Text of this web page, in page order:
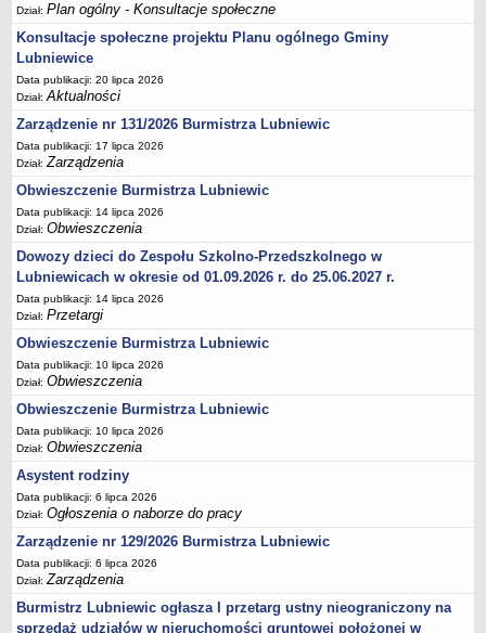
Środowiskowy Dom Samopomocy
MAJĄTEK I FINANSE
Budżet Gminy
Majątek Gminy
Sprawozdania z wykonania budżetu - kwartalne
Sprawozdania z wykonania budżetu - półroczne, roczne
Umorzenia, odroczenia, raty
Pomoc publiczna
Budżet obywatelski
Majątek jednostek podległych
Koszt wychowania przedszkolnego
Stawki czynszów najmu lokali mieszkalnych
PRZETARGI
Zamówienia publiczne
Sprzedaż mienia
Sprzedaż nieruchomości
Zapytania ofertowe
Plan zamówień publicznych
PRAWO LOKALNE
Statut
Uchwały Rady Miejskiej
Zarządzenia Burmistrza
Dział:Plan ogólny - Konsultacje społeczne
Konsultacje społeczne projektu Planu ogólnego Gminy
Lubniewice
Data publikacji: 20 lipca 2026
Dział:Aktualności
Zarządzenie nr 131/2026 Burmistrza Lubniewic
Data publikacji: 17 lipca 2026
Dział:Zarządzenia
Obwieszczenie Burmistrza Lubniewic
Data publikacji: 14 lipca 2026
Dział:Obwieszczenia
Dowozy dzieci do Zespołu Szkolno-Przedszkolnego w
Lubniewicach w okresie od 01.09.2026 r. do 25.06.2027 r.
Data publikacji: 14 lipca 2026
Dział:Przetargi
Obwieszczenie Burmistrza Lubniewic
Data publikacji: 10 lipca 2026
Dział:Obwieszczenia
Obwieszczenie Burmistrza Lubniewic
Data publikacji: 10 lipca 2026
Dział:Obwieszczenia
Asystent rodziny
Data publikacji: 6 lipca 2026
Dział:Ogłoszenia o naborze do pracy
Zarządzenie nr 129/2026 Burmistrza Lubniewic
Data publikacji: 6 lipca 2026
Dział:Zarządzenia
Burmistrz Lubniewic ogłasza I przetarg ustny nieograniczony na
sprzedaż udziałów w nieruchomości gruntowej położonej w